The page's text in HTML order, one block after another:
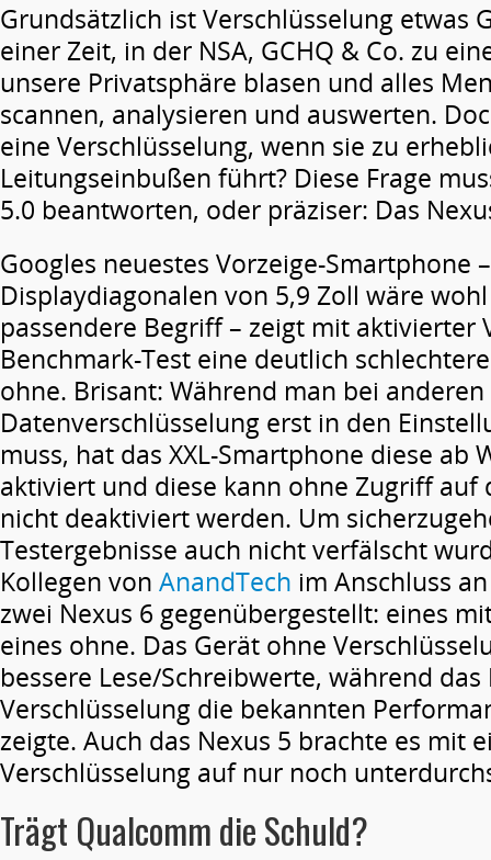
Grundsätzlich ist Verschlüsselung etwas
einer Zeit, in der NSA, GCHQ & Co. zu
unsere Privatsphäre blasen und alles
scannen, analysieren und auswerten.
eine Verschlüsselung, wenn sie zu
Leitungseinbußen führt? Diese Frage
5.0 beantworten, oder präziser: Das
Googles neuestes Vorzeige-Smartphone
Displaydiagonalen von 5,9 Zoll wäre
passendere Begriff – zeigt mit aktivierter
Benchmark-Test eine deutlich
ohne. Brisant: Während man bei
Datenverschlüsselung erst in den
muss, hat das XXL-Smartphone diese ab
aktiviert und diese kann ohne Zugriff auf
nicht deaktiviert werden. Um
Testergebnisse auch nicht verfälscht
Kollegen von AnandTech im Anschluss
zwei Nexus 6 gegenübergestellt: eines
eines ohne. Das Gerät ohne
bessere Lese/Schreibwerte, während
Verschlüsselung die bekannten
zeigte. Auch das Nexus 5 brachte es mit
Verschlüsselung auf nur noch
Trägt Qualcomm die Schuld?